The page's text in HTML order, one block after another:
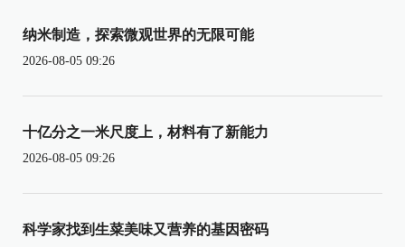
纳米制造，探索微观世界的无限可能
2026-08-05 09:26
十亿分之一米尺度上，材料有了新能力
2026-08-05 09:26
科学家找到生菜美味又营养的基因密码